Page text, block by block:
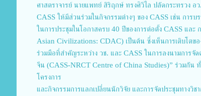
ศาสตราจารย์ นายแพทย์ สิริฤกษ์ ทรงศิวิไล ปลัดกระทรวง อ
CASS ให้มีส่วนร่วมในกิจกรรมต่างๆ ของ CASS เช่น การบร
ในการประชุมในโอกาสครบ 40 ปีของการต่อตั้ง CASS และ
Asian Civilizations: CDAC) เป็นต้น ซึ่งเห็นการเติบโตขอ
ร่วมมือที่สำคัญระหว่าง วช. และ CASS ในการลงนามการจั
จีน (CASS-NRCT Centre of China Studies)” ร่วมกัน
โครงการ
และกิจกรรมการแลกเปลี่ยนนักวิจัย และการจัดประชุมทางวิ